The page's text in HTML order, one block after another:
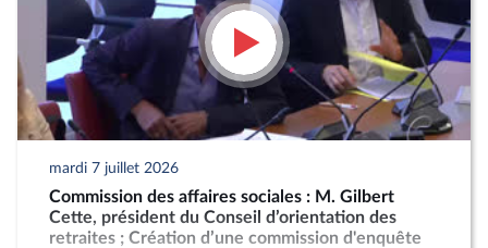
mardi 7 juillet 2026
Commission des affaires sociales : M. Gilbert
Cette, président du Conseil d’orientation des
retraites ; Création d’une commission d'enquête